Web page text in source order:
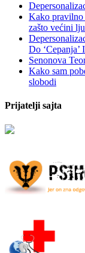
Kako pravilno
zašto većini
Do ‘Cepanja’
Senonova
Kako sam
slobodi
Prijatelji sajta